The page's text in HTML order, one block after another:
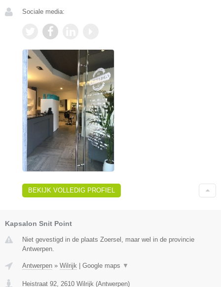
Sociale media:
BEKIJK VOLLEDIG PROFIEL
Kapsalon Snit Point
Niet gevestigd in de plaats Zoersel, maar wel in de provincie
Antwerpen.
Antwerpen » Wilrijk Google maps ▼
Heistraat 92, 2610 Wilrijk (Antwerpen)